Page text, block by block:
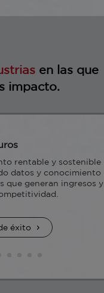
en las que
impacto.
rentable y sostenible
datos y conocimiento
que generan ingresos y
éxito